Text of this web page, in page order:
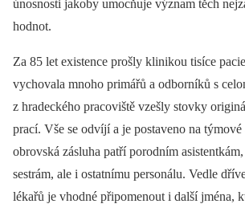
únosnosti jakoby umocňuje význam těch
hodnot.
Za 85 let existence prošly klinikou tisíce
vychovala mnoho primářů a odborníků s
z hradeckého pracoviště vzešly stovky
prací. Vše se odvíjí a je postaveno na týmové
obrovská zásluha patří porodním
sestrám, ale i ostatnímu personálu. Vedle
lékařů je vhodné připomenout i další jména,